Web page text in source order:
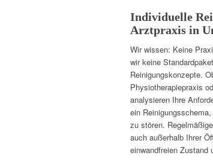
Individuelle
Arztpraxis in
Wir wissen: Keine
wir keine
Reinigungskonzepte.
Physiotherapiepraxis
analysieren Ihre
ein
zu stören.
auch außerhalb Ihrer
einwandfreien Zustand